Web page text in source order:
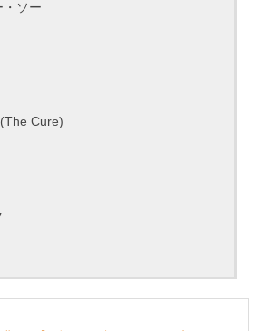
・ソー
Cure)